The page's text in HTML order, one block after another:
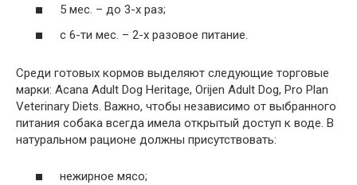
5 мес. – до 3-х раз;
с 6-ти мес. – 2-х разовое питание.
Среди готовых кормов выделяют следующие торговые
марки: Acana Adult Dog Heritage, Orijen Adult Dog, Pro Plan
Veterinary Diets. Важно, чтобы независимо от выбранного
питания собака всегда имела открытый доступ к воде. В
натуральном рационе должны присутствовать:
нежирное мясо;